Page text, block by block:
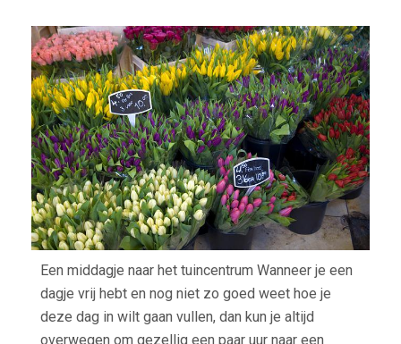
Een middagje naar het tuincentrum Wanneer je een
dagje vrij hebt en nog niet zo goed weet hoe je
deze dag in wilt gaan vullen, dan kun je altijd
overwegen om gezellig een paar uur naar een